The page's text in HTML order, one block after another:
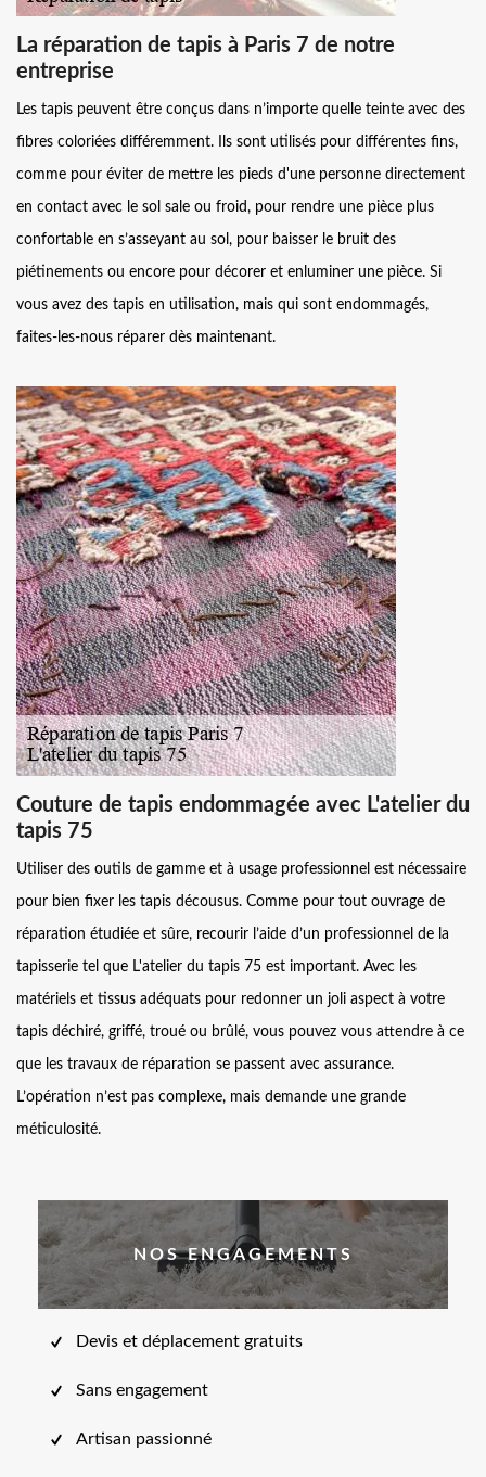
La réparation de tapis à Paris 7 de notre
entreprise
Les tapis peuvent être conçus dans n’importe quelle teinte avec des
fibres coloriées différemment. Ils sont utilisés pour différentes fins,
comme pour éviter de mettre les pieds d'une personne directement
en contact avec le sol sale ou froid, pour rendre une pièce plus
confortable en s’asseyant au sol, pour baisser le bruit des
piétinements ou encore pour décorer et enluminer une pièce. Si
vous avez des tapis en utilisation, mais qui sont endommagés,
faites-les-nous réparer dès maintenant.
Couture de tapis endommagée avec L'atelier du
tapis 75
Utiliser des outils de gamme et à usage professionnel est nécessaire
pour bien fixer les tapis décousus. Comme pour tout ouvrage de
réparation étudiée et sûre, recourir l’aide d’un professionnel de la
tapisserie tel que L'atelier du tapis 75 est important. Avec les
matériels et tissus adéquats pour redonner un joli aspect à votre
tapis déchiré, griffé, troué ou brûlé, vous pouvez vous attendre à ce
que les travaux de réparation se passent avec assurance.
L’opération n’est pas complexe, mais demande une grande
méticulosité.
NOS ENGAGEMENTS
Devis et déplacement gratuits
Sans engagement
Artisan passionné